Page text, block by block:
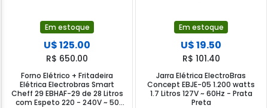
Em estoque
U$ 125.00
R$ 650.00
Forno Elétrico + Fritadeira
Elétrica Electrobras Smart
Cheff 29 EBHAF-29 de 28 Litros
com Espeto 220 - 240V ~ 50
Em estoque
U$ 19.50
R$ 101.40
Jarra Elétrica ElectroBras
Concept EBJE-05 1.200 watts
1.7 Litros 127V ~ 60Hz - Prata
Preta